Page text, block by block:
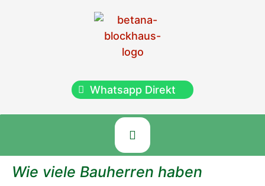
Whatsapp Direkt
Wie viele Bauherren haben